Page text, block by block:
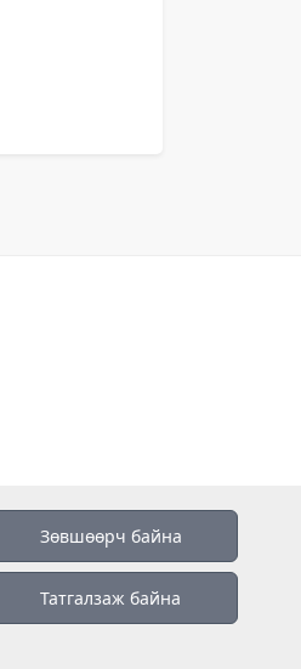
Зөвшөөрч байна
Татгалзаж байна